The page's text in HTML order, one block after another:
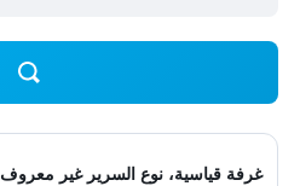
غرفة قياسية، نوع السرير غير معروف